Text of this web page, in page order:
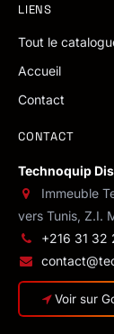
LIENS
Tout le
Accueil
Contact
CONTACT
Technoquip
Immeuble
vers Tunis, Z.I.
+216 31 32
Voir sur